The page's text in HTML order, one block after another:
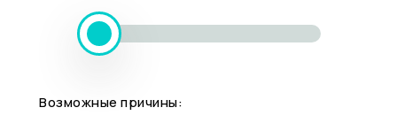
Возможные причины: